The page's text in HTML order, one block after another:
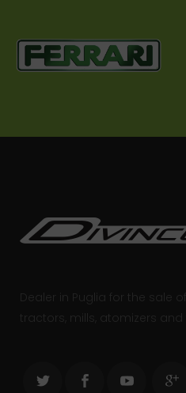
Dealer in Puglia for the sale
tractors, mills, atomizers and